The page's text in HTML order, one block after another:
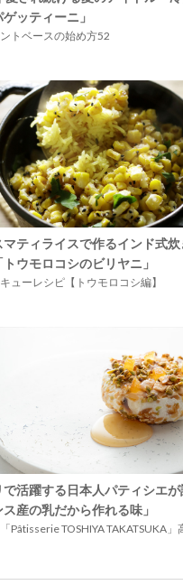
ッティーニ」
トベースの始め方52
マティライスで作るインド式
ウモロコシのビリヤニ」
ューレシピ【トウモロコシ編】
で活躍する日本人パティシエが
産の乳だから作れる味」
Pâtisserie TOSHIYA TAKATSUKA」